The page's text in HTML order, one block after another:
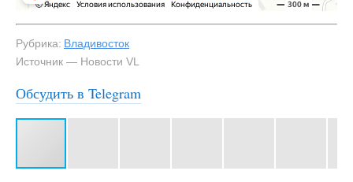
Рубрика: Владивосток
Источник — Новости VL
Обсудить в Telegram